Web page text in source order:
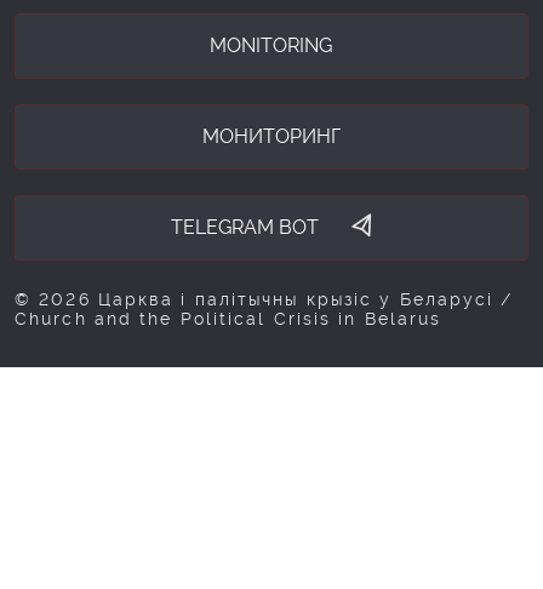
MONITORING
МОНИТОРИНГ
TELEGRAM BOT
© 2026 Царква і палітычны крызіс у Беларусі /
Church and the Political Crisis in Belarus